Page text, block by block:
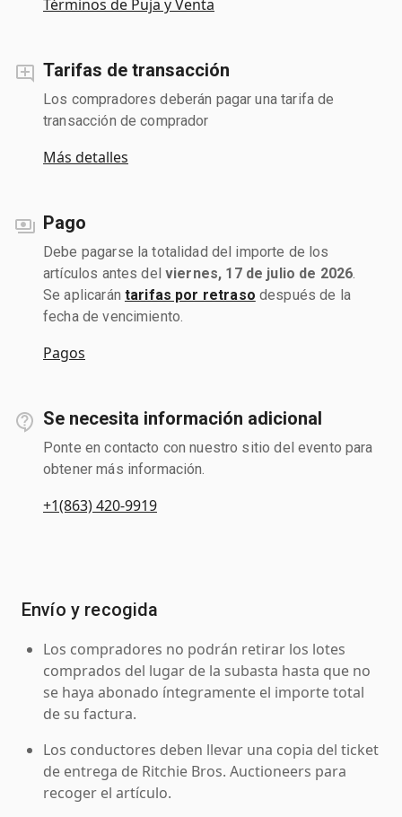
Términos de Puja y Venta
Tarifas de transacción
Los compradores deberán pagar una tarifa de
transacción de comprador
Más detalles
Pago
Debe pagarse la totalidad del importe de los
artículos antes del viernes, 17 de julio de 2026
Se aplicarán tarifas por retraso después de la
fecha de vencimiento.
Pagos
Se necesita información adicional
Ponte en contacto con nuestro sitio del evento para
obtener más información.
+1(863) 420-9919
Envío y recogida
Los compradores no podrán retirar los lotes
comprados del lugar de la subasta hasta que no
se haya abonado íntegramente el importe total
de su factura.
Los conductores deben llevar una copia del ticket
de entrega de Ritchie Bros. Auctioneers para
recoger el artículo.